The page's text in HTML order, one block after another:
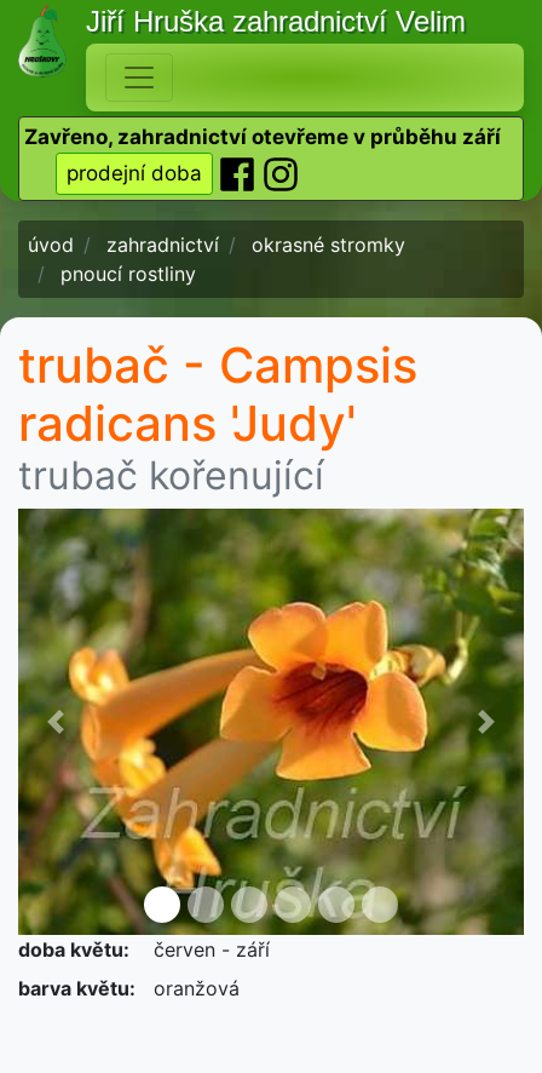
Jiří Hruška zahradnictví Velim
Zavřeno, zahradnictví otevřeme v průběhu září
prodejní doba
úvod zahradnictví
okrasné stromky
pnoucí rostliny
trubač - Campsis
radicans 'Judy'
trubač kořenující
Předchozí Další
doba květu:
červen - září
barva květu:
oranžová